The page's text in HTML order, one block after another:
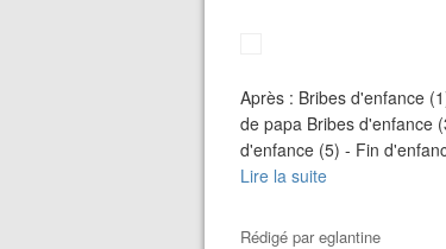
Après : Bribes d'enfance
de papa Bribes d'enfance
d'enfance (5) - Fin
Lire la suite
Rédigé pareglantine